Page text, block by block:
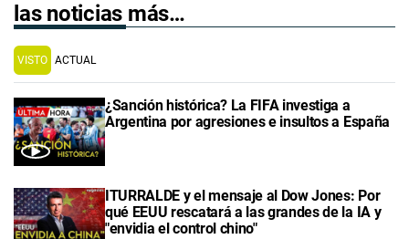
las noticias más…
VISTO ACTUAL
¿Sanción histórica? La FIFA investiga a
Argentina por agresiones e insultos a España
ITURRALDE y el mensaje al Dow Jones: Por
qué EEUU rescatará a las grandes de la IA y
"envidia el control chino"